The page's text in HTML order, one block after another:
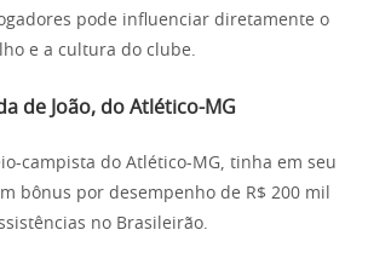
pode influenciar diretamente o
e a cultura do clube.
de João, do Atlético-MG
campista do Atlético-MG, tinha em seu
bônus por desempenho de R$ 200 mil
no Brasileirão.